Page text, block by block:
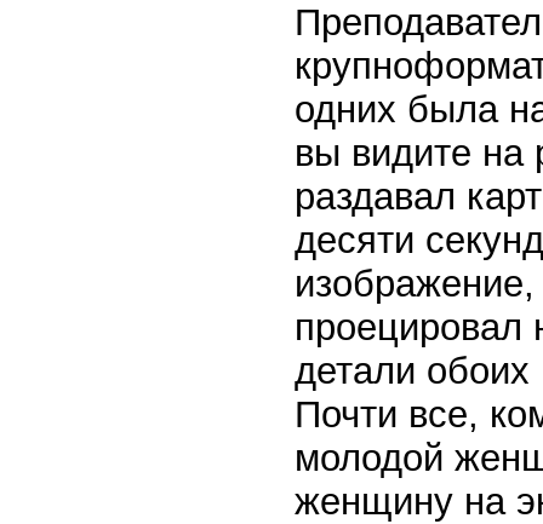
одних была
вы видите на
раздавал
десяти
проецировал
детали обоих
Почти все,
молодой
женщину на